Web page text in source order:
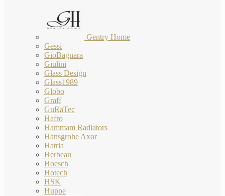
Gentry Home
Gessi
GioBagnara
Giulini
Glass Design
Glass1989
Globo
Graff
GuRaTec
Hafro
Hammam Radiators
Hansgrohe Axor
Hatria
Herbeau
Hoesch
Hotech
HSK
Huppe